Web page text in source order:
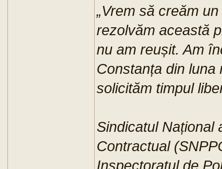
„Vrem să creăm
rezolvăm această
nu am reușit. Am
Constanța din luna
solicităm timpul
Sindicatul Național
Contractual
Inspectoratul de